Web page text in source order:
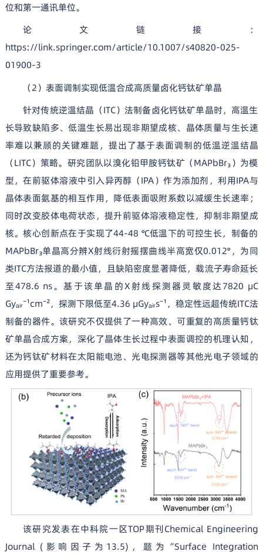
位和第一通讯单位。
论文链接：
https://link.springer.com/article/10.1007/s40820-025-
01900-3
（2）表面调制实现低温合成高质量卤化钙钛矿单晶
针对传统逆温结晶（ITC）法制备卤化钙钛矿单晶时，高温生
长导致缺陷多、低温生长易出现非期望成核、晶体质量与生长速
率难以兼顾的关键难题，提出了基于表面调制的低温逆温结晶
（LITC）策略。研究团队以溴化铅甲胺钙钛矿（MAPbBr₃）为模
型，在前驱体溶液中引入异丙醇（IPA）作为添加剂，利用IPA与
晶体表面氨基的相互作用，降低表面吸附系数以减缓生长速率；
同时改变胶体电荷状态，提升前驱体溶液稳定性，抑制非期望成
核。核心创新点在于实现了44-48 ℃低温下的可控生长，制备的
MAPbBr₃单晶高分辨X射线衍射摇摆曲线半高宽仅0.012°，为同
类ITC方法报道的最小值，且缺陷密度显著降低，载流子寿命延长
至478.6 ns。基于该单晶的X射线探测器灵敏度达7820 μC
Gyₐᵢᵣ⁻¹cm⁻²，探测下限低至4.36 μGyₐᵢᵣs⁻¹，稳定性远超传统ITC法
制备的器件。该研究不仅提供了一种高效、可重复的高质量钙钛
矿单晶合成方案，深化了晶体生长过程中表面调控的机理认知，
还为钙钛矿材料在太阳能电池、光电探测器等其他光电子领域的
应用提供了重要参考。
该研究发表在中科院一区TOP期刊Chemical Engineering
Journal (影响因子为13.5)，题为“Surface Integration